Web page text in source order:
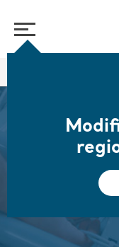
Aiuto &
Trova materiale